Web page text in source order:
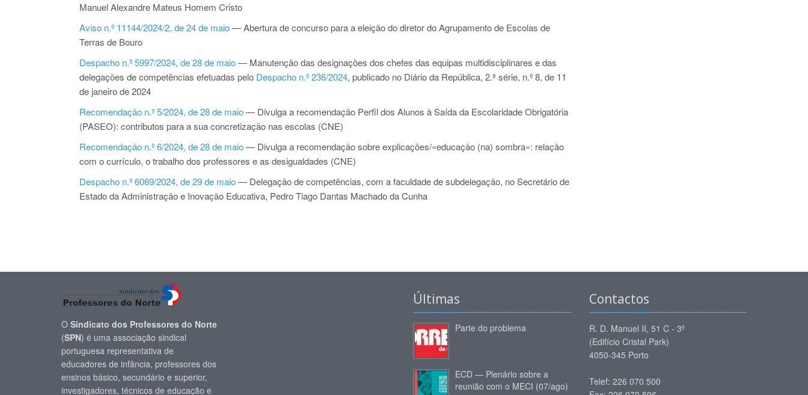
Manuel Alexandre Mateus Homem Cristo
Aviso n.º 11144/2024/2, de 24 de maio— Abertura de concurso para a eleição do diretor do Agrupamento de Escolas de
Terras de Bouro
Despacho n.º 5997/2024, de 28 de maio— Manutenção das designações dos chefes das equipas multidisciplinares e das
delegações de competências efetuadas pelo Despacho n.º 236/2024, publicado no Diário da República, 2.ª série, n.º 8, de 11
de janeiro de 2024
Recomendação n.º 5/2024, de 28 de maio— Divulga a recomendação Perfil dos Alunos à Saída da Escolaridade Obrigatória
(PASEO): contributos para a sua concretização nas escolas (CNE)
Recomendação n.º 6/2024, de 28 de maio— Divulga a recomendação sobre explicações/«educação (na) sombra»: relação
com o currículo, o trabalho dos professores e as desigualdades (CNE)
Despacho n.º 6069/2024, de 29 de maio— Delegação de competências, com a faculdade de subdelegação, no Secretário de
Estado da Administração e Inovação Educativa, Pedro Tiago Dantas Machado da Cunha
O Sindicato dos Professores do Norte
(SPN) é uma associação sindical
portuguesa representativa de
educadores de infância, professores dos
ensinos básico, secundário e superior,
investigadores, técnicos de educação e
Últimas
Parte do problema
ECD — Plenário sobre a
reunião com o MECI (07/ago)
Contactos
R. D. Manuel II, 51 C - 3º
(Edifício Cristal Park)
4050-345 Porto
Telef: 226 070 500